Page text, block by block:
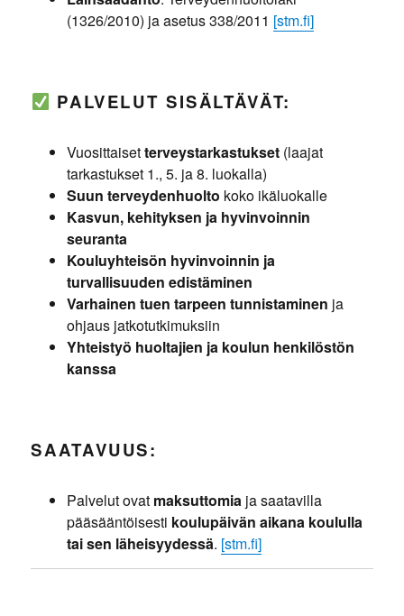
(1326/2010) ja asetus 338/2011 [stm.fi]
PALVELUT SISÄLTÄVÄT:
Vuosittaisetterveystarkastukset (laajat
tarkastukset 1., 5. ja 8. luokalla)
Suun terveydenhuolto koko ikäluokalle
Kasvun, kehityksen ja hyvinvoinnin
seuranta
Kouluyhteisön hyvinvoinnin ja
turvallisuuden edistäminen
Varhainen tuen tarpeen tunnistaminen ja
ohjaus jatkotutkimuksiin
Yhteistyö huoltajien ja koulun henkilöstön
kanssa
SAATAVUUS:
Palvelut ovat maksuttomia ja saatavilla
pääsääntöisesti koulupäivän aikana koululla
tai sen läheisyydessä. [stm.fi]